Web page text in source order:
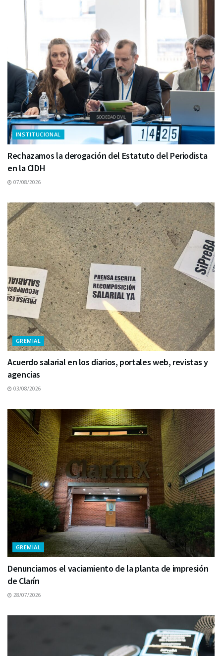
INSTITUCIONAL
Rechazamos la derogación del Estatuto del Periodista
en la CIDH
07/08/2026
GREMIAL
Acuerdo salarial en los diarios, portales web, revistas y
agencias
03/08/2026
GREMIAL
Denunciamos el vaciamiento de la planta de impresión
de Clarín
28/07/2026